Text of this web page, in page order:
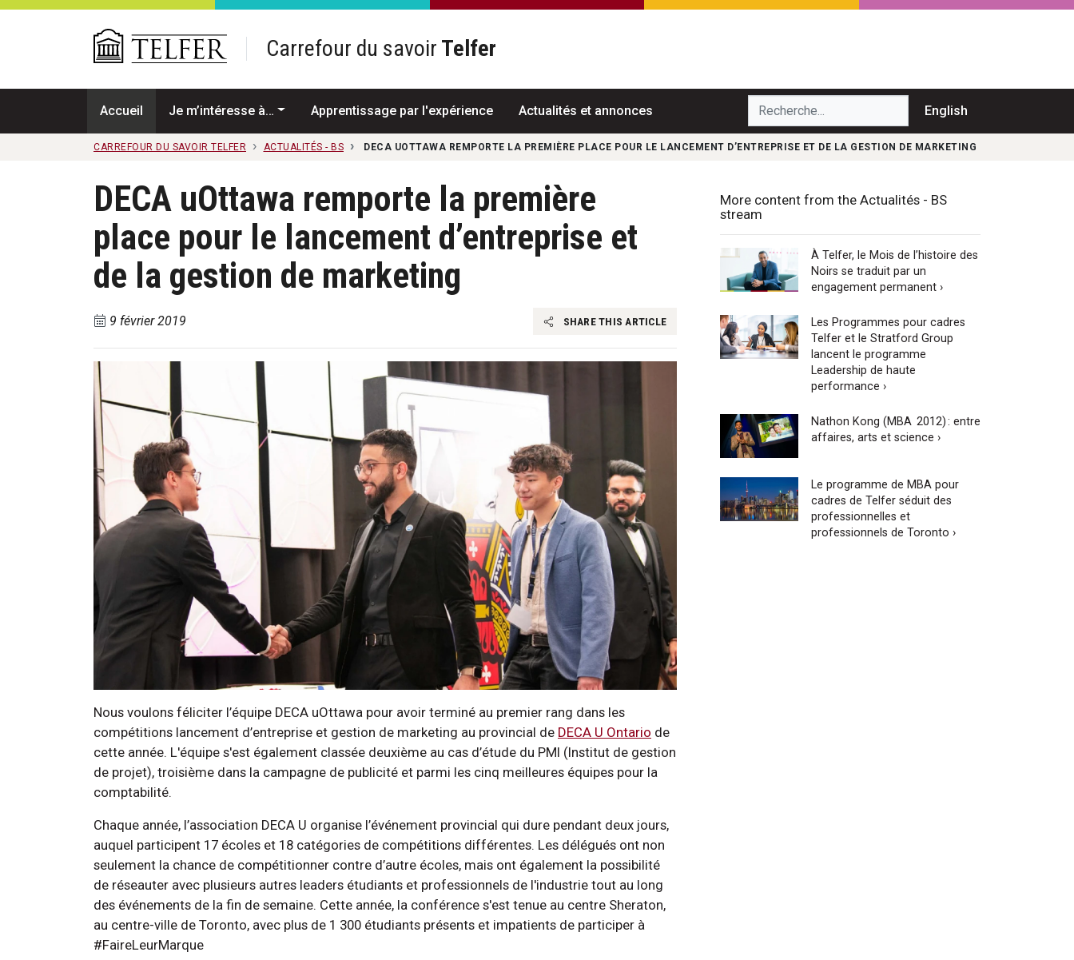
Passer au contenu principal
Carrefour du savoir Telfer
Accueil Je m’intéresse à… Apprentissage par l'expérience Actualités et annonces Recherche... English
CARREFOUR DU SAVOIR TELFER ACTUALITÉS - BS DECA UOTTAWA REMPORTE LA PREMIÈRE PLACE POUR LE LANCEMENT D’ENTREPRISE ET DE LA GESTION DE MARKETING
DECA uOttawa remporte la première
place pour le lancement d’entreprise et
de la gestion de marketing
9 février 2019 SHARE THIS ARTICLE
Nous voulons féliciter l’équipe DECA uOttawa pour avoir terminé au premier rang dans les
compétitions lancement d’entreprise et gestion de marketing au provincial de DECA U Ontario de
cette année. L'équipe s'est également classée deuxième au cas d’étude du PMI (Institut de gestion
de projet), troisième dans la campagne de publicité et parmi les cinq meilleures équipes pour la
comptabilité.
Chaque année, l’association DECA U organise l’événement provincial qui dure pendant deux jours,
auquel participent 17 écoles et 18 catégories de compétitions différentes. Les délégués ont non
seulement la chance de compétitionner contre d’autre écoles, mais ont également la possibilité
de réseauter avec plusieurs autres leaders étudiants et professionnels de l'industrie tout au long
des événements de la fin de semaine. Cette année, la conférence s'est tenue au centre Sheraton,
au centre-ville de Toronto, avec plus de 1 300 étudiants présents et impatients de participer à
#FaireLeurMarque
More content from the Actualités - BS
stream
À Telfer, le Mois de l’histoire des
Noirs se traduit par un
engagement permanent ›
Les Programmes pour cadres
Telfer et le Stratford Group
lancent le programme
Leadership de haute
performance ›
Nathon Kong (MBA 2012) : entre
affaires, arts et science ›
Le programme de MBA pour
cadres de Telfer séduit des
professionnelles et
professionnels de Toronto ›